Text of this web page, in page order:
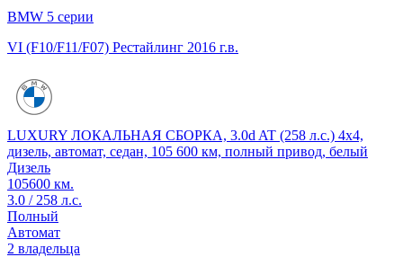
BMW 5 серии
VI (F10/F11/F07) Рестайлинг 2016 г.в.
LUXURY ЛОКАЛЬНАЯ СБОРКА, 3.0d AT (258 л.с.) 4x4,
дизель, автомат, седан, 105 600 км, полный привод, белый
Дизель
105600 км.
3.0 / 258 л.с.
Полный
Автомат
2 владельца